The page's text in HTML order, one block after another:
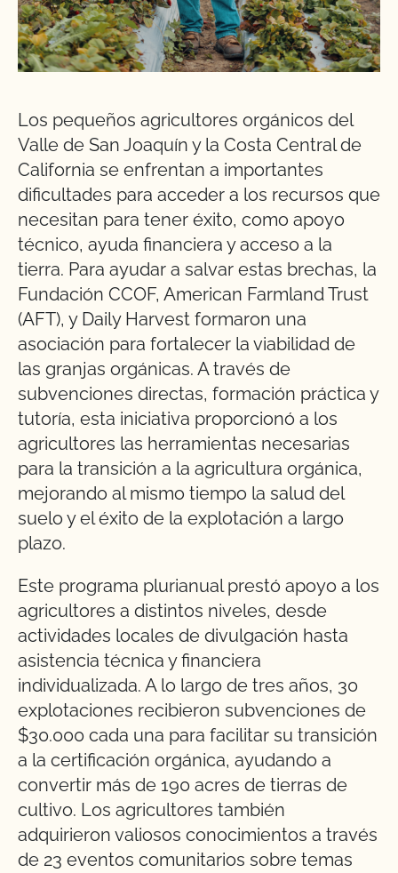
Los pequeños agricultores orgánicos del
Valle de San Joaquín y la Costa Central de
California se enfrentan a importantes
dificultades para acceder a los recursos que
necesitan para tener éxito, como apoyo
técnico, ayuda financiera y acceso a la
tierra. Para ayudar a salvar estas brechas, la
Fundación CCOF, American Farmland Trust
(AFT), y Daily Harvest formaron una
asociación para fortalecer la viabilidad de
las granjas orgánicas. A través de
subvenciones directas, formación práctica y
tutoría, esta iniciativa proporcionó a los
agricultores las herramientas necesarias
para la transición a la agricultura orgánica,
mejorando al mismo tiempo la salud del
suelo y el éxito de la explotación a largo
plazo.
Este programa plurianual prestó apoyo a los
agricultores a distintos niveles, desde
actividades locales de divulgación hasta
asistencia técnica y financiera
individualizada. A lo largo de tres años, 30
explotaciones recibieron subvenciones de
$30.000 cada una para facilitar su transición
a la certificación orgánica, ayudando a
convertir más de 190 acres de tierras de
cultivo. Los agricultores también
adquirieron valiosos conocimientos a través
de 23 eventos comunitarios sobre temas